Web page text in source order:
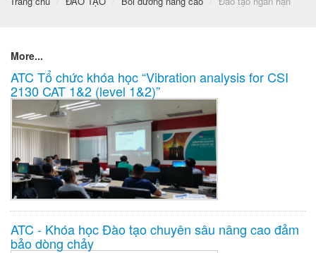
More...
ATC Tổ chức khóa học “Vibration analysis for CSI
2130 CAT 1&2 (level 1&2)”
ATC - Khóa học Đào tạo chuyên sâu nâng cao đảm
bảo dòng chảy